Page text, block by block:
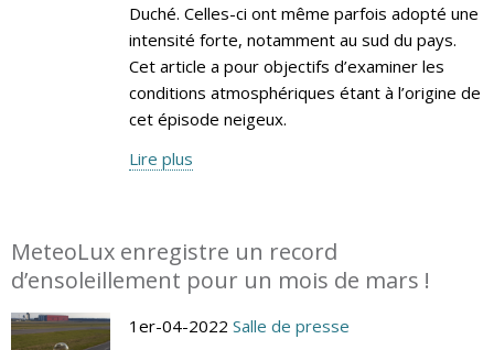
Duché. Celles-ci ont même parfois adopté une
intensité forte, notamment au sud du pays.
Cet article a pour objectifs d’examiner les
conditions atmosphériques étant à l’origine de
cet épisode neigeux.
Lire plus
MeteoLux enregistre un record
d’ensoleillement pour un mois de mars !
1er-04-2022 Salle de presse